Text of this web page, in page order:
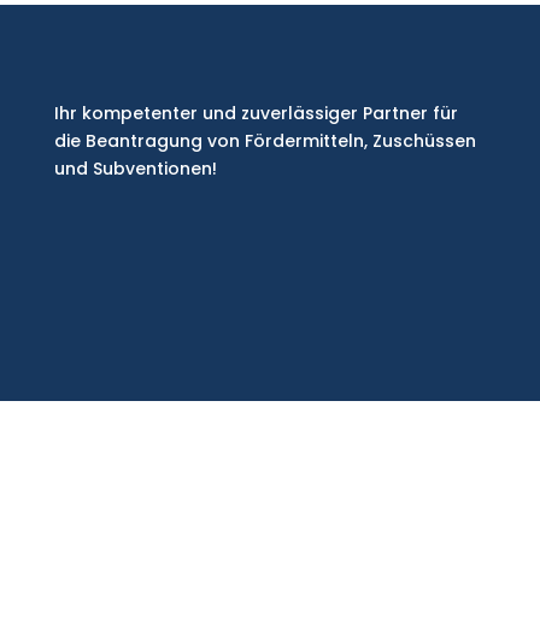
Ihr kompetenter und zuverlässiger Partner für
die Beantragung von Fördermitteln, Zuschüssen
und Subventionen!